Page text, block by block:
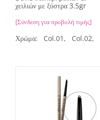
χειλιών με ξύστρα 3.5gr
[Σύνδεση για προβολή τιμής]
Χρώμα: Col.01, Col.02,